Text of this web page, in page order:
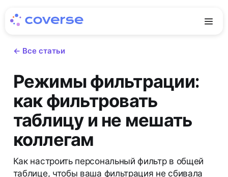
← Все статьи
Режимы фильтрации:
как фильтровать
таблицу и не мешать
коллегам
Как настроить персональный фильтр в общей
таблице, чтобы ваша фильтрация не сбивала